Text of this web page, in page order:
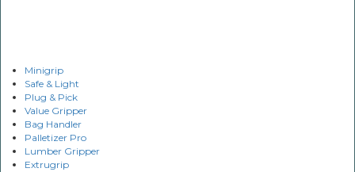
Minigrip
Safe & Light
Plug & Pick
Value Gripper
Bag Handler
Palletizer Pro
Lumber Gripper
Extrugrip